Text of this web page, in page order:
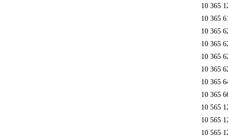
10 365
10 365
10 365
10 365
10 365
10 365
10 365
10 365
10 565
10 565
10 565